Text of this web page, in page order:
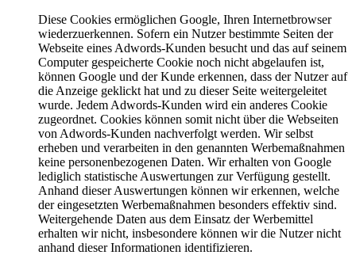
Diese Cookies ermöglichen Google, Ihren Internetbrowser
wiederzuerkennen. Sofern ein Nutzer bestimmte Seiten der
Webseite eines Adwords-Kunden besucht und das auf seinem
Computer gespeicherte Cookie noch nicht abgelaufen ist,
können Google und der Kunde erkennen, dass der Nutzer auf
die Anzeige geklickt hat und zu dieser Seite weitergeleitet
wurde. Jedem Adwords-Kunden wird ein anderes Cookie
zugeordnet. Cookies können somit nicht über die Webseiten
von Adwords-Kunden nachverfolgt werden. Wir selbst
erheben und verarbeiten in den genannten Werbemaßnahmen
keine personenbezogenen Daten. Wir erhalten von Google
lediglich statistische Auswertungen zur Verfügung gestellt.
Anhand dieser Auswertungen können wir erkennen, welche
der eingesetzten Werbemaßnahmen besonders effektiv sind.
Weitergehende Daten aus dem Einsatz der Werbemittel
erhalten wir nicht, insbesondere können wir die Nutzer nicht
anhand dieser Informationen identifizieren.